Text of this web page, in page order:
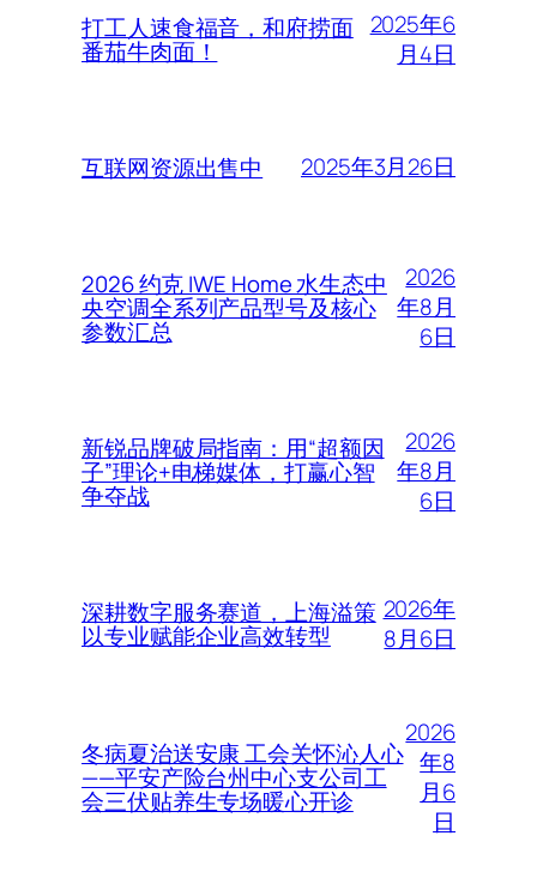
打工人速食福音，和府捞面
番茄牛肉面！
2025年6
月4日
互联网资源出售中 2025年3月26日
2026 约克 IWE Home 水生态中
央空调全系列产品型号及核心
参数汇总
2026
年8月
6日
新锐品牌破局指南：用“超额因
子”理论+电梯媒体，打赢心智
争夺战
2026
年8月
6日
深耕数字服务赛道，上海溢策
以专业赋能企业高效转型
2026年
8月6日
冬病夏治送安康 工会关怀沁人心
——平安产险台州中心支公司工
会三伏贴养生专场暖心开诊
2026
年8
月6
日